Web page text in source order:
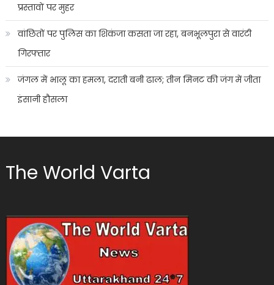
प्रस्तावों पर मुहर
वांछितों पर पुलिस का शिकंजा कसता जा रहा, बनभूलपुरा से वारंटी
गिरफ्तार
जंगल में भालू का हमला, दराती बनी ढाल; तीन मिनट की जंग में जीता
इंसानी हौसला
The World Varta